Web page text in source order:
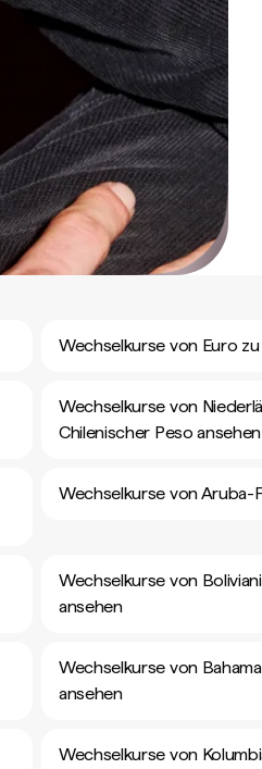
Wechselkurse von Euro
Wechselkurse von
Chilenischer Peso ansehen
Wechselkurse von Aruba-
Wechselkurse von
ansehen
Wechselkurse von
ansehen
Wechselkurse von